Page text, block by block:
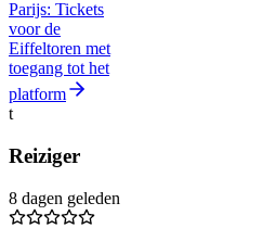
Parijs: Tickets
voor de
Eiffeltoren met
toegang tot het
platform
t
Reiziger
8 dagen geleden